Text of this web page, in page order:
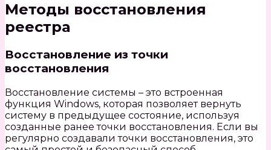
Методы восстановления
реестра
Восстановление из точки
восстановления
Восстановление системы – это встроенная
функция Windows, которая позволяет вернуть
систему в предыдущее состояние, используя
созданные ранее точки восстановления. Если вы
регулярно создавали точки восстановления, это